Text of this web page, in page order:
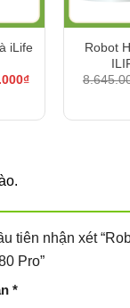
iLife
₫Giá
là:
Robot
tiên nhận xét
Pro”
*